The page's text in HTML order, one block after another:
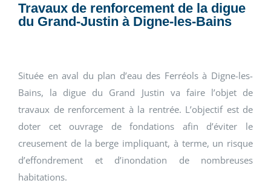
Travaux de renforcement de la digue
du Grand-Justin à Digne-les-Bains
Située en aval du plan d’eau des Ferréols à Digne-les-
Bains, la digue du Grand Justin va faire l’objet de
travaux de renforcement à la rentrée. L’objectif est de
doter cet ouvrage de fondations afin d’éviter le
creusement de la berge impliquant, à terme, un risque
d’effondrement et d’inondation de nombreuses
habitations.